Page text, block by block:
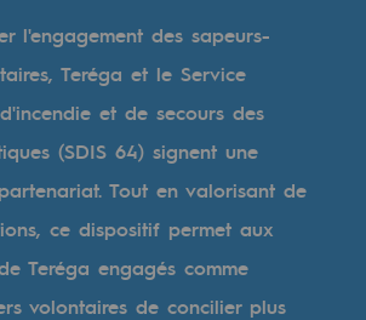
institutionnelles
d'avenir
l'engagement des sapeurs-
Teréga et le Service
et de secours des
(SDIS 64) signent une
Tout en valorisant de
ce dispositif permet aux
Teréga engagés comme
volontaires de concilier plus